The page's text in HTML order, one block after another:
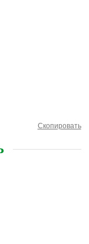
Скопировать